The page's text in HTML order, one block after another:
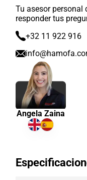
Tu asesor personal
responder tus
+32 11 922 916
Angela Zaina